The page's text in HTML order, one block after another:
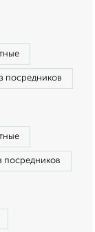
посредников
посредников